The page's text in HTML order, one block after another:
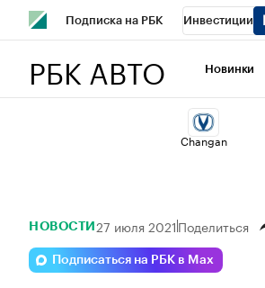
Подписка на РБК Инвестиции
Стиль Крипто РБК Бизнес-
РБК АВТО Новинки
Changan
НОВОСТИ 27 июля 2021Поделиться
Подписаться на РБК в Max